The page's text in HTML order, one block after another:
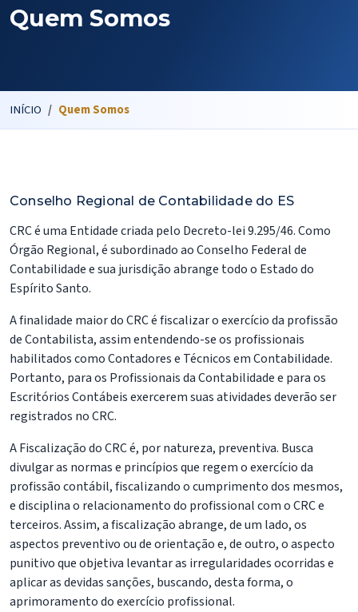
Quem Somos
INÍCIO Quem Somos
Conselho Regional de Contabilidade do ES
CRC é uma Entidade criada pelo Decreto-lei 9.295/46. Como
Órgão Regional, é subordinado ao Conselho Federal de
Contabilidade e sua jurisdição abrange todo o Estado do
Espírito Santo.
A finalidade maior do CRC é fiscalizar o exercício da profissão
de Contabilista, assim entendendo-se os profissionais
habilitados como Contadores e Técnicos em Contabilidade.
Portanto, para os Profissionais da Contabilidade e para os
Escritórios Contábeis exercerem suas atividades deverão ser
registrados no CRC.
A Fiscalização do CRC é, por natureza, preventiva. Busca
divulgar as normas e princípios que regem o exercício da
profissão contábil, fiscalizando o cumprimento dos mesmos,
e disciplina o relacionamento do profissional com o CRC e
terceiros. Assim, a fiscalização abrange, de um lado, os
aspectos preventivo ou de orientação e, de outro, o aspecto
punitivo que objetiva levantar as irregularidades ocorridas e
aplicar as devidas sanções, buscando, desta forma, o
aprimoramento do exercício profissional.